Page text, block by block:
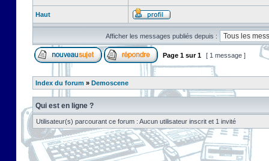
Haut
Afficher les messages publiés depuis :
Page 1 sur1 [ 1 message ]
Index du forum » Demoscene
Qui est en ligne ?
Utilisateur(s) parcourant ce forum : Aucun utilisateur inscrit et 1 invité